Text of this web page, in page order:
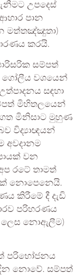
උපදෙස්
පාන
මත්තඤ්ඤුතා)
කරයි.
සම්පත්
ගෝලීය වශයෙන්
සඳහා
මිහිතලයෙන්
මිනිසාට මුහුණ
විද්‍යාඥයන්
අවදානම
වන
රටේ තාමත්
නොපෙනෙයි.
කිරීමේ දී දැඩි
පරිහරණය
ලෙස නොඇලීම)
පරිභෝජනය
නොවේ. සම්පත්